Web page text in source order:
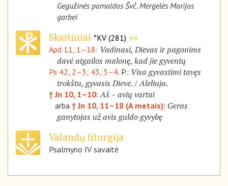
Gegužinės pamaldos Švč. Mergelės Marijos
garbei
Skaitiniai *KV (281)
Apd 11, 1–18: Vadinasi, Dievas ir pagonims
davė atgailos malonę, kad jie gyventų
Ps 42, 2–3; 43, 3–4. P.: Visa gyvastimi tavęs
trokštu, gyvasis Dieve. / Aleliuja.
† Jn 10, 1–10:Aš – avių vartai
arba † Jn 10, 11–18 (A metais): Geras
ganytojas už avis guldo gyvybę
Valandų liturgija
Psalmyno IV savaitė